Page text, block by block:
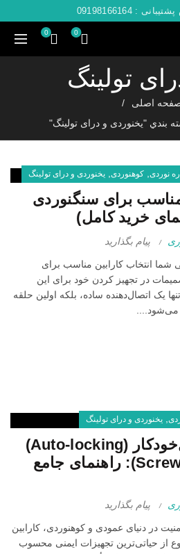
:
09198166164
0
0
تولینگ
اصلی
بندي "یخنوردی و درای تولینگ"
نوردی, کوهنوردی, یخنوردی و درای تولینگ
برای سنگنوردی
خرید کامل)
پیام بگذارید
شما انتخاب کارابین مناسب برای
در تجهیز کردن خود برای این
یک اتصال‌دهنده ساده، بلکه اولین حلقه
می‌شود....
یخنوردی و درای تولینگ
تفاوت کارابین قفل‌خودکار (Auto-locking)
وکارابین پیچ (Screwgate): راهنمای جامع
پیام بگذارید
در دنیای عمودی و کوهنوردی، کارابین
از حیاتی‌ترین تجهیزات ایمنی محسوب